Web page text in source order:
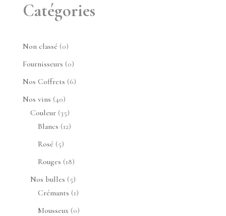
Catégories
Non classé 00
produit
Fournisseurs 00
produit
Nos Coffrets 66
Nos vins 4040
produits
Couleur 3535
produits
Blancs 1212
Rosé 55
produits
Rouges 1818
produits
Nos bulles 55
produits
Crémants 11
produit
Mousseux 00